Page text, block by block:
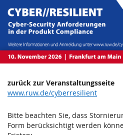
Zum
Haupt-
Inhalt
CYBER//
–
Cyber-
Security
Anforderungen
in
der
zurück zur Veranstaltungsseite
www.ruw.de/cyberresilient
Bitte beachten Sie, dass
Form berücksichtigt werden